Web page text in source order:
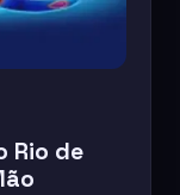
Rio de